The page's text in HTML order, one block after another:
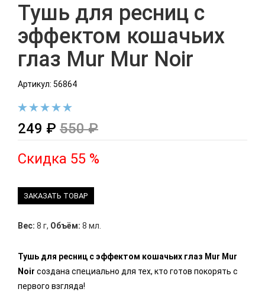
Тушь для ресниц с
эффектом кошачьих
глаз Mur Mur Noir
Артикул: 56864
249 ₽ 550 ₽
Скидка 55 %
ЗАКАЗАТЬ ТОВАР
Вес: 8 г, Объём: 8 мл.
Тушь для ресниц с эффектом кошачьих глаз Mur Mur
Noir создана специально для тех, кто готов покорять с
первого взгляда!